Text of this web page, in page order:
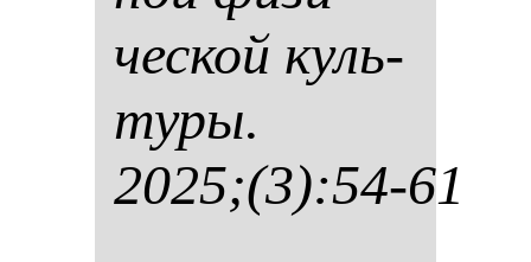
чес­кой куль­
ту­ры.
2025;(3):54-61